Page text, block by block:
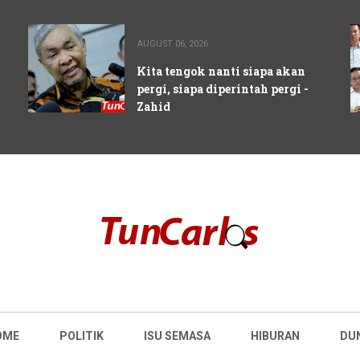
AUGUST 06, 2026
Kita tengok nanti siapa akan
pergi, siapa diperintah pergi -
Zahid
POLITIK ISU SEMASA HIBURAN